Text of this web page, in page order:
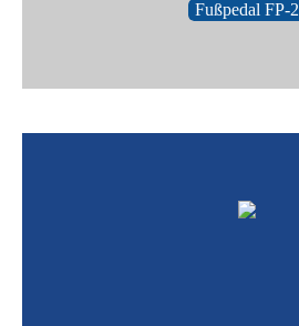
Fußpedal FP-2